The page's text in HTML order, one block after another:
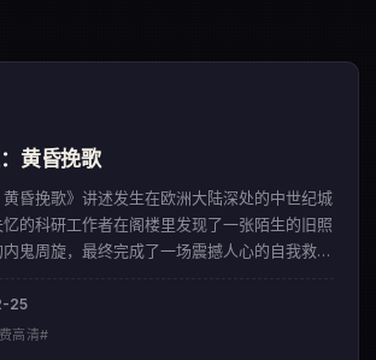
黄昏挽歌
黄昏挽歌》讲述发生在欧洲大陆深处的中世纪城
的科研工作者在阁楼里发现了一张陌生的旧照
鬼周旋，最终完成了一场震撼人心的自我救
25
高清#